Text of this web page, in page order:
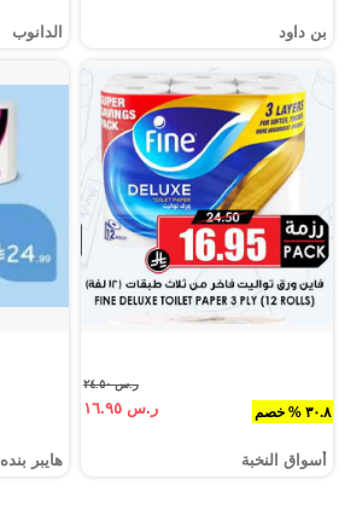
بن داود الدانوب
٣٠.٨ % خصم
ر.س ٢٤.٥٠
ر.س ١٦.٩٥
أسواق النخبة هايبر بنده